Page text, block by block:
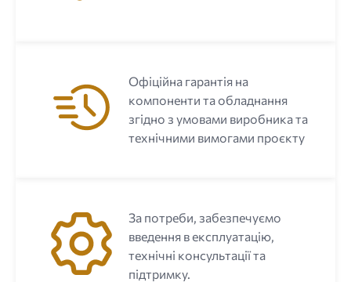
Офіційна гарантія на
компоненти та обладнання
згідно з умовами виробника та
технічними вимогами проєкту
За потреби, забезпечуємо
введення в експлуатацію,
технічні консультації та
підтримку.